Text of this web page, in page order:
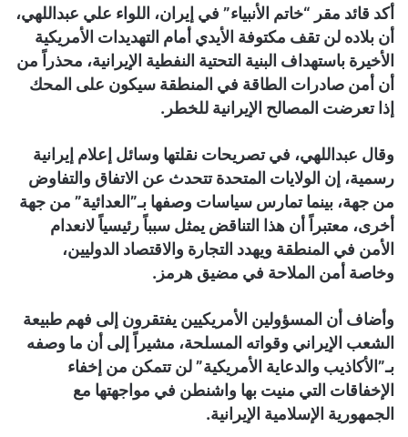
أكد قائد مقر “خاتم الأنبياء” في إيران، اللواء علي عبداللهي،
أن بلاده لن تقف مكتوفة الأيدي أمام التهديدات الأمريكية
الأخيرة باستهداف البنية التحتية النفطية الإيرانية، محذراً من
أن أمن صادرات الطاقة في المنطقة سيكون على المحك
إذا تعرضت المصالح الإيرانية للخطر.
وقال عبداللهي، في تصريحات نقلتها وسائل إعلام إيرانية
رسمية، إن الولايات المتحدة تتحدث عن الاتفاق والتفاوض
من جهة، بينما تمارس سياسات وصفها بـ”العدائية” من جهة
أخرى، معتبراً أن هذا التناقض يمثل سبباً رئيسياً لانعدام
الأمن في المنطقة ويهدد التجارة والاقتصاد الدوليين،
وخاصة أمن الملاحة في مضيق هرمز.
وأضاف أن المسؤولين الأمريكيين يفتقرون إلى فهم طبيعة
الشعب الإيراني وقواته المسلحة، مشيراً إلى أن ما وصفه
بـ”الأكاذيب والدعاية الأمريكية” لن تتمكن من إخفاء
الإخفاقات التي منيت بها واشنطن في مواجهتها مع
الجمهورية الإسلامية الإيرانية.